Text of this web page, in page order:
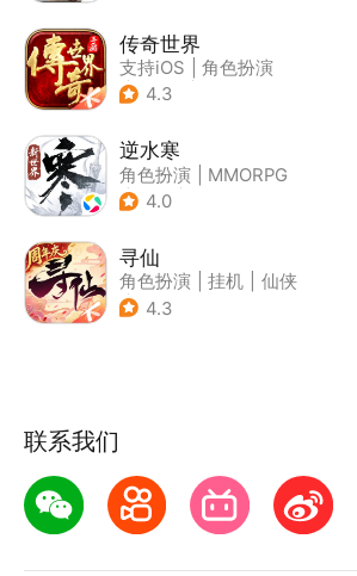
传奇世界
支持iOS
角色扮演
| ARPG
4.3
逆水寒
角色扮演
MMORPG
| 武侠
4.0
寻仙
角色扮演 挂机
仙侠
| 寻仙
4.3
联系我们